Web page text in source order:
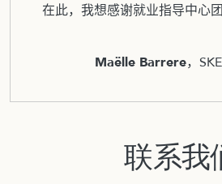
在此，我想感谢就业指导中心
Maëlle Barrere，
联系我